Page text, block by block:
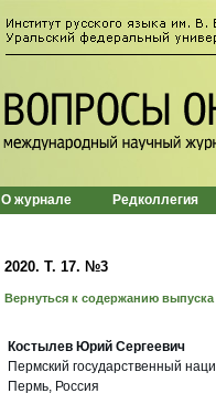
О журнале Редколлегия
2020. Т. 17. №3
Вернуться к содержанию выпуска
Костылев Юрий Сергеевич
Пермский государственный
Пермь, Россия